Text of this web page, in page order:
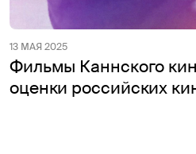
13 МАЯ 2025
Фильмы Каннского
оценки российских